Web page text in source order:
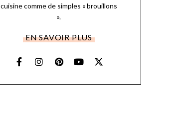
cuisine comme de simples « brouillons
».
EN SAVOIR PLUS